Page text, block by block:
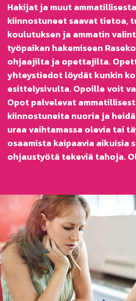
Hakijat ja muut
kiinnostuneet saavat tietoa,
koulutuksen ja ammatin
työpaikan hakemiseen
ohjaajilta ja opettajilta.
yhteystiedot löydät kunkin
esittelysivulta. Opoille voit
Opot palvelevat
kiinnostuneita nuoria ja
uraa vaihtamassa olevia tai
osaamista kaipaavia aikuisia
ohjaustyötä tekeviä tahoja.